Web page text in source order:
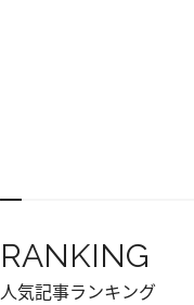
RANKING
人気記事ランキング